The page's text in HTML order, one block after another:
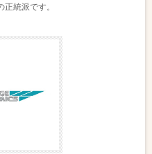
統派です。